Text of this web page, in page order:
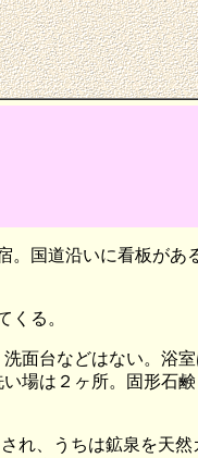
国道沿いに看板があ
くる。
面台などはない。浴
場は２ヶ所。固形石鹸
れ、うちは鉱泉を天然